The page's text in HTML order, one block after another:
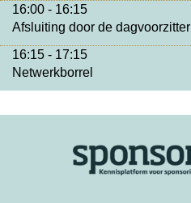
16:00 - 16:15
Afsluiting door de dagvoorzitter
16:15 - 17:15
Netwerkborrel